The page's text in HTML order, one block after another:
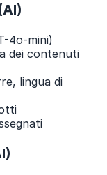
4o-mini)
dei contenuti
lingua di